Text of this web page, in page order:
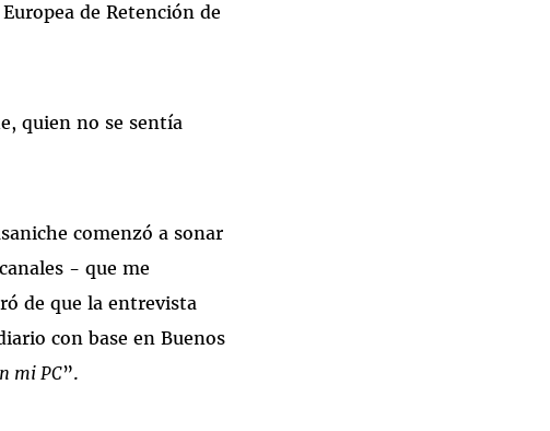
de Retención de
quien no se sentía
comenzó a sonar
- que me
de que la entrevista
con base en Buenos
mi PC”.